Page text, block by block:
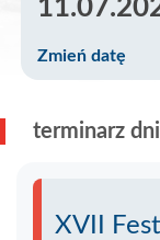
Zmień datę
terminarz
XVII